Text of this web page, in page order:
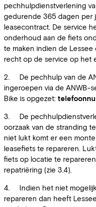
pechhulpdienstverlening
gedurende 365 dagen per
leasecontract. De service
onderhoud aan de fiets
te maken indien de
recht op de service op het
2. De pechhulp van de
ingeroepen via de ANWB-
Bike is opgezet:
3. De
oorzaak van de stranding
niet lukt komt er een
leasefiets te repareren.
fiets op locatie te
repatriëring (zie 3.4).
4. Indien het niet mogelijk
repareren dan heeft